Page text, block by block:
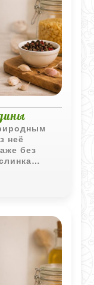
неё
без